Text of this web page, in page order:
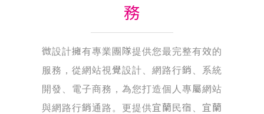
務
微設計擁有專業團隊提供您最完整有效的
服務，從網站視覺設計、網路行銷、系統
開發、電子商務，為您打造個人專屬網站
與網路行銷通路。更提供宜蘭民宿、宜蘭